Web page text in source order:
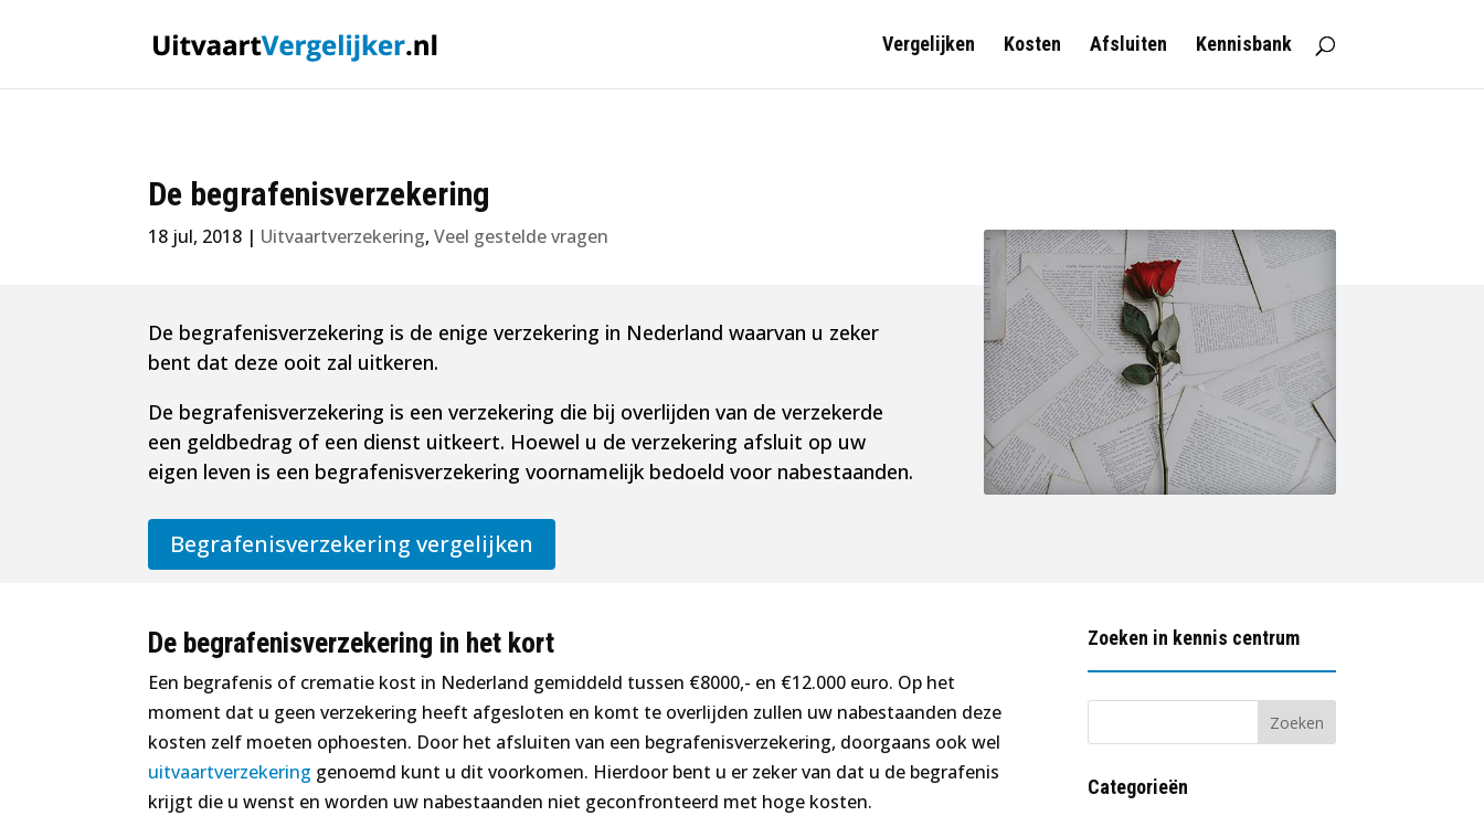
Vergelijken Kosten Afsluiten Kennisbank
De begrafenisverzekering
18 jul, 2018 | Uitvaartverzekering,Veel gestelde vragen
​De begrafenisverzekering is de enige verzekering in Nederland waarvan u zeker
bent dat deze ooit zal uitkeren.
De begrafenisverzekering is een verzekering die bij overlijden van de verzekerde
een geldbedrag of een dienst uitkeert. Hoewel u de verzekering afsluit op uw
eigen leven is een begrafenisverzekering voornamelijk bedoeld voor nabestaanden.
Begrafenisverzekering vergelijken
De begrafenisverzekering in het kort
Een begrafenis of crematie kost in Nederland gemiddeld tussen €8000,- en €12.000 euro. Op het
moment dat u geen verzekering heeft afgesloten en komt te overlijden zullen uw nabestaanden deze
kosten zelf moeten ophoesten. Door het afsluiten van een begrafenisverzekering, doorgaans ook wel
uitvaartverzekering genoemd kunt u dit voorkomen. Hierdoor bent u er zeker van dat u de begrafenis
krijgt die u wenst en worden uw nabestaanden niet geconfronteerd met hoge kosten.
Zoeken in kennis centrum
Categorieën